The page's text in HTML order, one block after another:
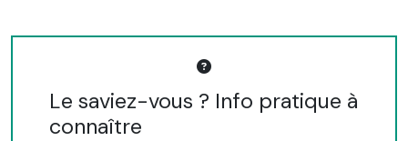
Le saviez-vous ? Info pratique à
connaître